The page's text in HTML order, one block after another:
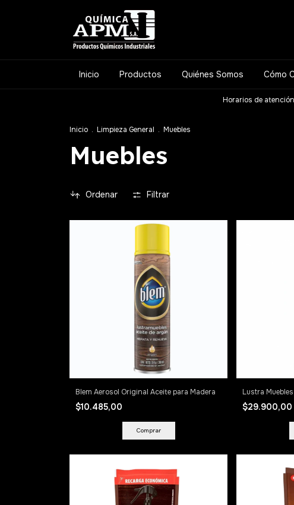
Inicio Productos Quiénes Somos Cómo
Horarios de
Inicio . Limpieza General . Muebles
Muebles
Ordenar Filtrar
Blem Aerosol Original Aceite para Madera
$10.485,00
Lustra Muebles
$29.900,00